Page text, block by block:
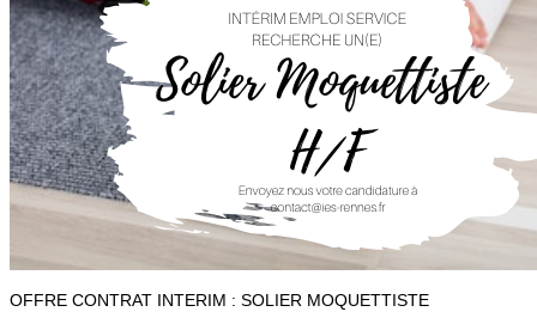
OFFRE CONTRAT INTERIM : SOLIER MOQUETTISTE